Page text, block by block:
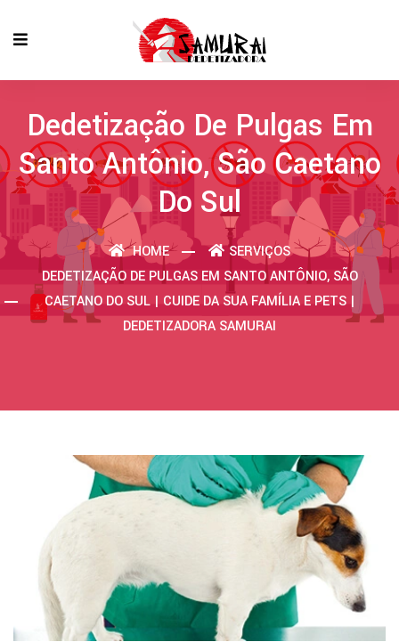
Dedetização De Pulgas Em
Santo Antônio, São Caetano
Do Sul
HOME
SERVIÇOS
DEDETIZAÇÃO DE PULGAS EM SANTO ANTÔNIO, SÃO
CAETANO DO SUL | CUIDE DA SUA FAMÍLIA E PETS |
DEDETIZADORA SAMURAI